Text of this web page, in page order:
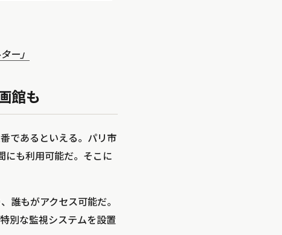
ー」
館も
であるといえる。パリ市
にも利用可能だ。そこに
誰もがアクセス可能だ。
別な監視システムを設置